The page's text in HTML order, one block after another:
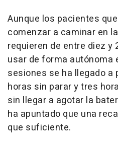
Aunque los pacientes
comenzar a caminar en
requieren de entre diez y
usar de forma autónoma
sesiones se ha llegado a
horas sin parar y tres
sin llegar a agotar la
ha apuntado que una
que suficiente.